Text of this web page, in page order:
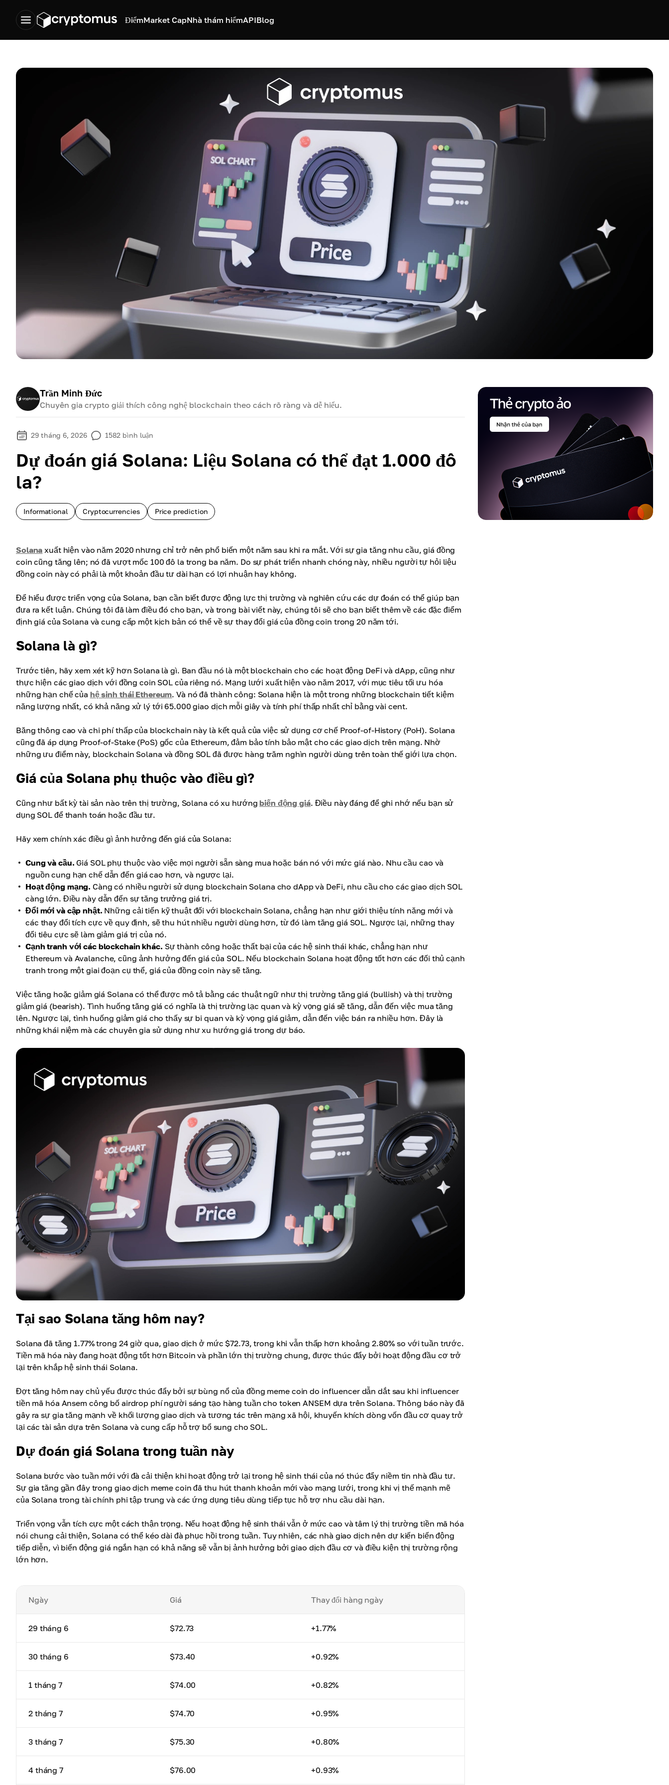
ĐiểmMarket CapNhà thám hiểmAPIBlog
Trần Minh Đức
Chuyên gia crypto giải thích công nghệ blockchain theo cách rõ ràng và dễ hiểu.
29 tháng 6, 2026 1582 bình luận
Dự đoán giá Solana: Liệu Solana có thể đạt 1.000 đô
la?
Informational Cryptocurrencies Price prediction
Solana xuất hiện vào năm 2020 nhưng chỉ trở nên phổ biến một năm sau khi ra mắt. Với sự gia tăng nhu cầu, giá đồng
coin cũng tăng lên; nó đã vượt mốc 100 đô la trong ba năm. Do sự phát triển nhanh chóng này, nhiều người tự hỏi liệu
đồng coin này có phải là một khoản đầu tư dài hạn có lợi nhuận hay không.
Để hiểu được triển vọng của Solana, bạn cần biết được động lực thị trường và nghiên cứu các dự đoán có thể giúp bạn
đưa ra kết luận. Chúng tôi đã làm điều đó cho bạn, và trong bài viết này, chúng tôi sẽ cho bạn biết thêm về các đặc điểm
định giá của Solana và cung cấp một kịch bản có thể về sự thay đổi giá của đồng coin trong 20 năm tới.
Solana là gì?
Trước tiên, hãy xem xét kỹ hơn Solana là gì. Ban đầu nó là một blockchain cho các hoạt động DeFi và dApp, cũng như
thực hiện các giao dịch với đồng coin SOL của riêng nó. Mạng lưới xuất hiện vào năm 2017, với mục tiêu tối ưu hóa
những hạn chế của hệ sinh thái Ethereum. Và nó đã thành công: Solana hiện là một trong những blockchain tiết kiệm
năng lượng nhất, có khả năng xử lý tới 65.000 giao dịch mỗi giây và tính phí thấp nhất chỉ bằng vài cent.
Băng thông cao và chi phí thấp của blockchain này là kết quả của việc sử dụng cơ chế Proof-of-History (PoH). Solana
cũng đã áp dụng Proof-of-Stake (PoS) gốc của Ethereum, đảm bảo tính bảo mật cho các giao dịch trên mạng. Nhờ
những ưu điểm này, blockchain Solana và đồng SOL đã được hàng trăm nghìn người dùng trên toàn thế giới lựa chọn.
Giá của Solana phụ thuộc vào điều gì?
Cũng như bất kỳ tài sản nào trên thị trường, Solana có xu hướngbiến động giá. Điều này đáng để ghi nhớ nếu bạn sử
dụng SOL để thanh toán hoặc đầu tư.
Hãy xem chính xác điều gì ảnh hưởng đến giá của Solana:
Cung và cầu. Giá SOL phụ thuộc vào việc mọi người sẵn sàng mua hoặc bán nó với mức giá nào. Nhu cầu cao và
nguồn cung hạn chế dẫn đến giá cao hơn, và ngược lại.
Hoạt động mạng. Càng có nhiều người sử dụng blockchain Solana cho dApp và DeFi, nhu cầu cho các giao dịch SOL
càng lớn. Điều này dẫn đến sự tăng trưởng giá trị.
Đổi mới và cập nhật. Những cải tiến kỹ thuật đối với blockchain Solana, chẳng hạn như giới thiệu tính năng mới và
các thay đổi tích cực về quy định, sẽ thu hút nhiều người dùng hơn, từ đó làm tăng giá SOL. Ngược lại, những thay
đổi tiêu cực sẽ làm giảm giá trị của nó.
Cạnh tranh với các blockchain khác. Sự thành công hoặc thất bại của các hệ sinh thái khác, chẳng hạn như
Ethereum và Avalanche, cũng ảnh hưởng đến giá của SOL. Nếu blockchain Solana hoạt động tốt hơn các đối thủ cạnh
tranh trong một giai đoạn cụ thể, giá của đồng coin này sẽ tăng.
Việc tăng hoặc giảm giá Solana có thể được mô tả bằng các thuật ngữ như thị trường tăng giá (bullish) và thị trường
giảm giá (bearish). Tình huống tăng giá có nghĩa là thị trường lạc quan và kỳ vọng giá sẽ tăng, dẫn đến việc mua tăng
lên. Ngược lại, tình huống giảm giá cho thấy sự bi quan và kỳ vọng giá giảm, dẫn đến việc bán ra nhiều hơn. Đây là
những khái niệm mà các chuyên gia sử dụng như xu hướng giá trong dự báo.
Tại sao Solana tăng hôm nay?
Solana đã tăng 1.77% trong 24 giờ qua, giao dịch ở mức $72.73, trong khi vẫn thấp hơn khoảng 2.80% so với tuần trước.
Tiền mã hóa này đang hoạt động tốt hơn Bitcoin và phần lớn thị trường chung, được thúc đẩy bởi hoạt động đầu cơ trở
lại trên khắp hệ sinh thái Solana.
Đợt tăng hôm nay chủ yếu được thúc đẩy bởi sự bùng nổ của đồng meme coin do influencer dẫn dắt sau khi influencer
tiền mã hóa Ansem công bố airdrop phí người sáng tạo hàng tuần cho token ANSEM dựa trên Solana. Thông báo này đã
gây ra sự gia tăng mạnh về khối lượng giao dịch và tương tác trên mạng xã hội, khuyến khích dòng vốn đầu cơ quay trở
lại các tài sản dựa trên Solana và cung cấp hỗ trợ bổ sung cho SOL.
Dự đoán giá Solana trong tuần này
Solana bước vào tuần mới với đà cải thiện khi hoạt động trở lại trong hệ sinh thái của nó thúc đẩy niềm tin nhà đầu tư.
Sự gia tăng gần đây trong giao dịch meme coin đã thu hút thanh khoản mới vào mạng lưới, trong khi vị thế mạnh mẽ
của Solana trong tài chính phi tập trung và các ứng dụng tiêu dùng tiếp tục hỗ trợ nhu cầu dài hạn.
Triển vọng vẫn tích cực một cách thận trọng. Nếu hoạt động hệ sinh thái vẫn ở mức cao và tâm lý thị trường tiền mã hóa
nói chung cải thiện, Solana có thể kéo dài đà phục hồi trong tuần. Tuy nhiên, các nhà giao dịch nên dự kiến biến động
tiếp diễn, vì biến động giá ngắn hạn có khả năng sẽ vẫn bị ảnh hưởng bởi giao dịch đầu cơ và điều kiện thị trường rộng
lớn hơn.
Ngày Giá Thay đổi hàng ngày
29 tháng 6 $72.73 +1.77%
30 tháng 6 $73.40 +0.92%
1 tháng 7 $74.00 +0.82%
2 tháng 7 $74.70 +0.95%
3 tháng 7 $75.30 +0.80%
4 tháng 7 $76.00 +0.93%